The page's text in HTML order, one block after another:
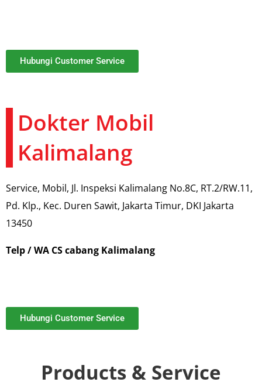
Hubungi Customer Service
Dokter Mobil
Kalimalang
Service, Mobil, Jl. Inspeksi Kalimalang No.8C, RT.2/RW.11,
Pd. Klp., Kec. Duren Sawit, Jakarta Timur, DKI Jakarta
13450
Telp / WA CS cabang Kalimalang
Hubungi Customer Service
Products & Service